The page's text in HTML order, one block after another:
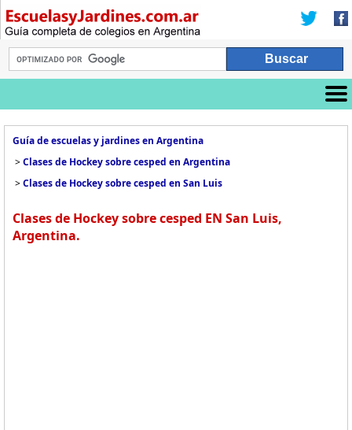
Guía de escuelas y jardines en Argentina
>Clases de Hockey sobre cesped en Argentina
>Clases de Hockey sobre cesped en San Luis
Clases de Hockey sobre cesped EN San Luis,
Argentina.